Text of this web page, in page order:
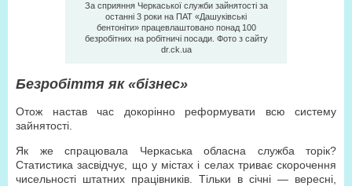
За сприяння Черкаської служби зайнятості за
останні 3 роки на ПАТ «Дашуківські
бентоніти» працевлаштовано понад 100
безробітних на робітничі посади. Фото з сайту
dr.ck.ua
Безробіття як «бізнес»
Отож настав час докорінно реформувати всю систему
зайнятості.
Як же спрацювала Черкаська обласна служба торік?
Статистика засвідчує, що у містах і селах триває скорочення
чисельності штатних працівників. Тільки в січні — вересні,